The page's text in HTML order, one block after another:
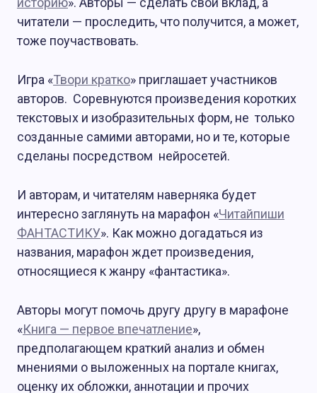
читатели — проследить, что получится, а может,
тоже поучаствовать.
Игра «Твори кратко» приглашает участников
авторов. Соревнуются произведения коротких
текстовых и изобразительных форм, не только
созданные самими авторами, но и те, которые
сделаны посредством нейросетей.
И авторам, и читателям наверняка будет
интересно заглянуть на марафон «Читайпиши
ФАНТАСТИКУ». Как можно догадаться из
названия, марафон ждет произведения,
относящиеся к жанру «фантастика».
Авторы могут помочь другу другу в марафоне
«Книга — первое впечатление»,
предполагающем краткий анализ и обмен
мнениями о выложенных на портале книгах,
оценку их обложки, аннотации и прочих